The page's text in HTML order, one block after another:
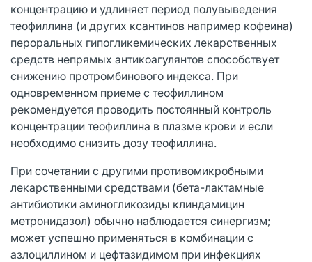
концентрацию и удлиняет период полувыведения
теофиллина (и других ксантинов например кофеина)
пероральных гипогликемических лекарственных
средств непрямых антикоагулянтов способствует
снижению протромбинового индекса. При
одновременном приеме с теофиллином
рекомендуется проводить постоянный контроль
концентрации теофиллина в плазме крови и если
необходимо снизить дозу теофиллина.
При сочетании с другими противомикробными
лекарственными средствами (бета-лактамные
антибиотики аминогликозиды клиндамицин
метронидазол) обычно наблюдается синергизм;
может успешно применяться в комбинации с
азлоциллином и цефтазидимом при инфекциях